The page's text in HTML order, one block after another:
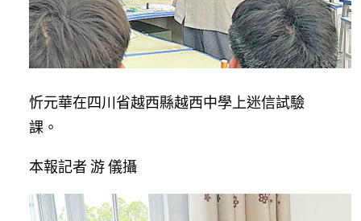
忻元華在四川省越西縣越西中學上迷信試驗
課。
本報記者 游 儀攝